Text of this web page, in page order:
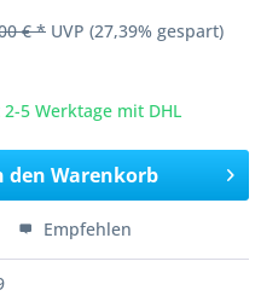
€ * UVP (27,39% gespart)
5 Werktage mit DHL
den Warenkorb
Empfehlen